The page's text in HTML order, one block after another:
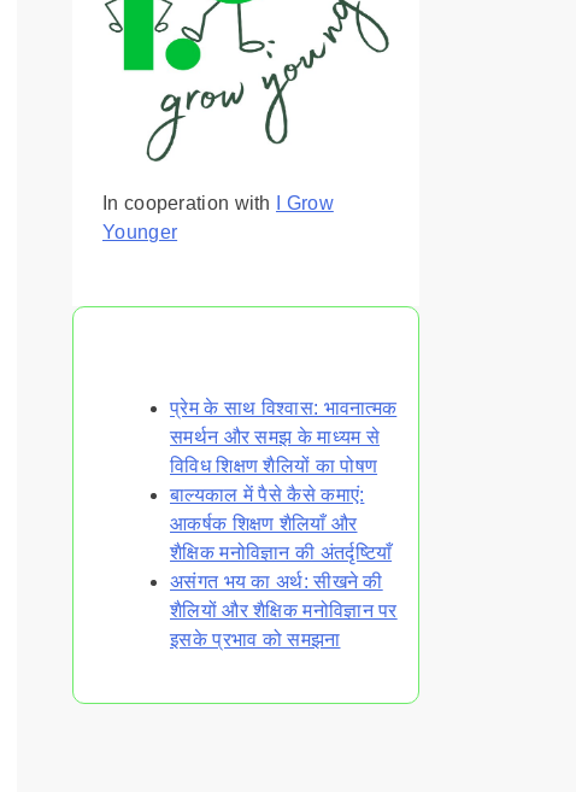
In cooperation with
I Grow
Younger
प्रेम के साथ विश्वास: भावनात्मक
समर्थन और समझ के माध्यम से
विविध शिक्षण शैलियों का पोषण
बाल्यकाल में पैसे कैसे कमाएं:
आकर्षक शिक्षण शैलियाँ और
शैक्षिक मनोविज्ञान की अंतर्दृष्टियाँ
असंगत भय का अर्थ: सीखने की
शैलियों और शैक्षिक मनोविज्ञान पर
इसके प्रभाव को समझना